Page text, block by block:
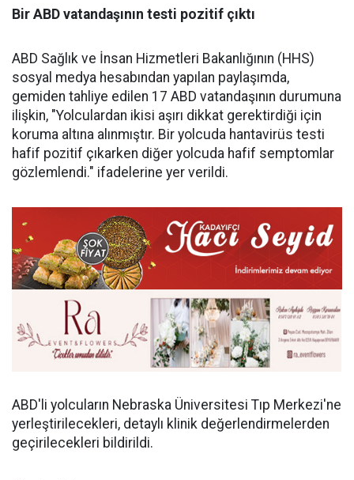
Bir ABD vatandaşının testi pozitif çıktı
ABD Sağlık ve İnsan Hizmetleri Bakanlığının (HHS)
sosyal medya hesabından yapılan paylaşımda,
gemiden tahliye edilen 17 ABD vatandaşının durumuna
ilişkin, "Yolculardan ikisi aşırı dikkat gerektirdiği için
koruma altına alınmıştır. Bir yolcuda hantavirüs testi
hafif pozitif çıkarken diğer yolcuda hafif semptomlar
gözlemlendi." ifadelerine yer verildi.
ABD'li yolcuların Nebraska Üniversitesi Tıp Merkezi'ne
yerleştirilecekleri, detaylı klinik değerlendirmelerden
geçirilecekleri bildirildi.